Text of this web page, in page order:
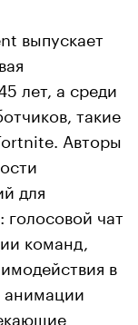
выпускает
лет, а среди
такие
Авторы
для
голосовой чат
команд,
в
анимации